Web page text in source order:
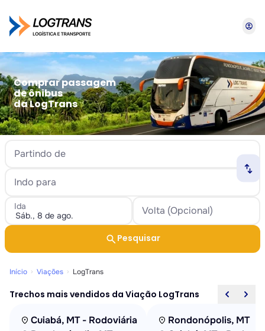
account_circle
Comprar passagem
de ônibus
da LogTrans
Partindo de
Indo para
swap_horiz
Ida Volta (Opcional)
search Pesquisar
Início Viações LogTrans
Trechos mais vendidos da Viação LogTrans
Cuiabá, MT - Rodoviária
Rondonópolis, MT